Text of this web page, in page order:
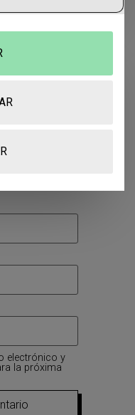
no será
electrónico y
la próxima